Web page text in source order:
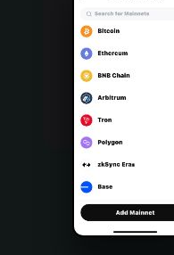
Português (Portugal)
Bahasa Indonesia
Português (Brasil)
Español (Argentina)